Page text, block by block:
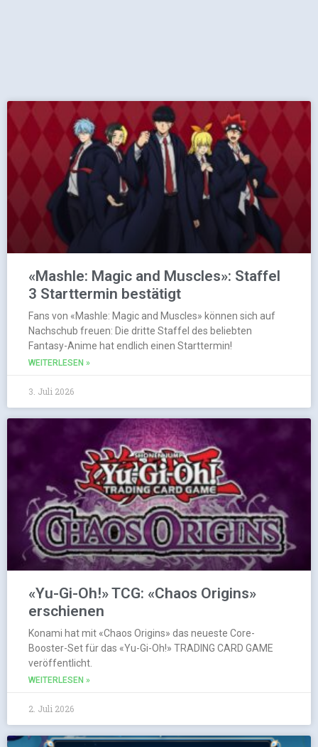
«Mashle: Magic and Muscles»: Staffel
3 Starttermin bestätigt
Fans von «Mashle: Magic and Muscles» können sich auf
Nachschub freuen: Die dritte Staffel des beliebten
Fantasy-Anime hat endlich einen Starttermin!
WEITERLESEN »
3. Juli 2026
«Yu-Gi-Oh!» TCG: «Chaos Origins»
erschienen
Konami hat mit «Chaos Origins» das neueste Core-
Booster-Set für das «Yu-Gi-Oh!» TRADING CARD GAME
veröffentlicht.
WEITERLESEN »
2. Juli 2026